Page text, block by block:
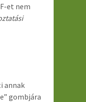
et nem
annak
gombjára